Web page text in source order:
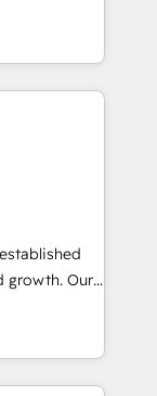
Marketing
Pipedrive,
their
they
and
since
the full
Why
🤝
growth. Our
growth,
the
that